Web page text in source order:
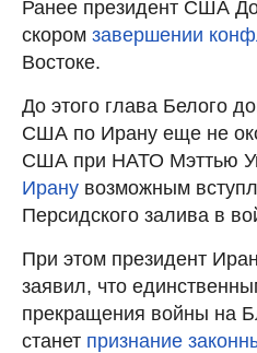
Ранее президент США
скором завершении
Востоке.
До этого глава Белого
США по Ирану еще не
США при НАТО Мэттью
Ирану возможным
Персидского залива в
При этом президент
заявил, что
прекращения войны на
станет признание